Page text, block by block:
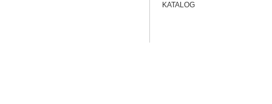
KATALOG